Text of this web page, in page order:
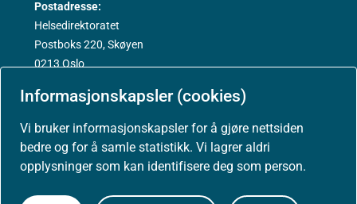
Informasjonskapsler (cookies)
Vi bruker informasjonskapsler for å gjøre nettsiden
bedre og for å samle statistikk. Vi lagrer aldri
opplysninger som kan identifisere deg som person.
Postadresse:
Helsedirektoratet
Postboks 220, Skøyen
0213 Oslo
Aktuelt